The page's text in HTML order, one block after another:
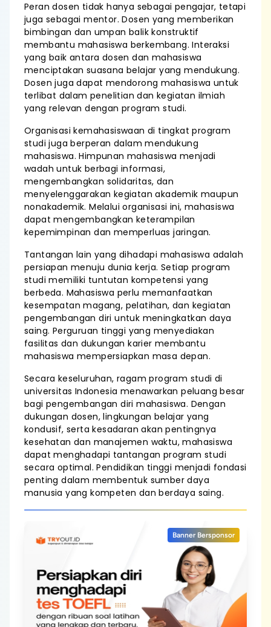
Peran dosen tidak hanya sebagai pengajar, tetapi
juga sebagai mentor. Dosen yang memberikan
bimbingan dan umpan balik konstruktif
membantu mahasiswa berkembang. Interaksi
yang baik antara dosen dan mahasiswa
menciptakan suasana belajar yang mendukung.
Dosen juga dapat mendorong mahasiswa untuk
terlibat dalam penelitian dan kegiatan ilmiah
yang relevan dengan program studi.
Organisasi kemahasiswaan di tingkat program
studi juga berperan dalam mendukung
mahasiswa. Himpunan mahasiswa menjadi
wadah untuk berbagi informasi,
mengembangkan solidaritas, dan
menyelenggarakan kegiatan akademik maupun
nonakademik. Melalui organisasi ini, mahasiswa
dapat mengembangkan keterampilan
kepemimpinan dan memperluas jaringan.
Tantangan lain yang dihadapi mahasiswa adalah
persiapan menuju dunia kerja. Setiap program
studi memiliki tuntutan kompetensi yang
berbeda. Mahasiswa perlu memanfaatkan
kesempatan magang, pelatihan, dan kegiatan
pengembangan diri untuk meningkatkan daya
saing. Perguruan tinggi yang menyediakan
fasilitas dan dukungan karier membantu
mahasiswa mempersiapkan masa depan.
Secara keseluruhan, ragam program studi di
universitas Indonesia menawarkan peluang besar
bagi pengembangan diri mahasiswa. Dengan
dukungan dosen, lingkungan belajar yang
kondusif, serta kesadaran akan pentingnya
kesehatan dan manajemen waktu, mahasiswa
dapat menghadapi tantangan program studi
secara optimal. Pendidikan tinggi menjadi fondasi
penting dalam membentuk sumber daya
manusia yang kompeten dan berdaya saing.
Banner Bersponsor